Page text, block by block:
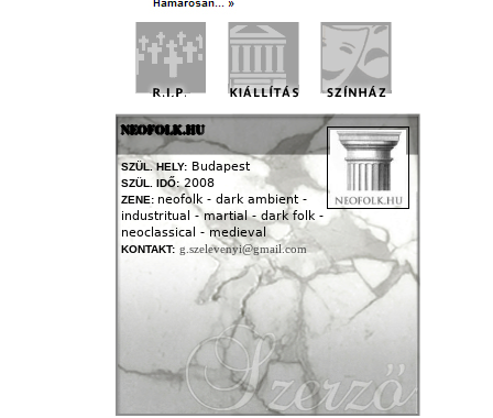
NEOFOLK.HU
SZÜL. HELY: Budapest
SZÜL. IDŐ: 2008
ZENE: neofolk - dark ambient -
industritual - martial - dark folk -
neoclassical - medieval
KONTAKT: g.szelevenyi@gmail.com